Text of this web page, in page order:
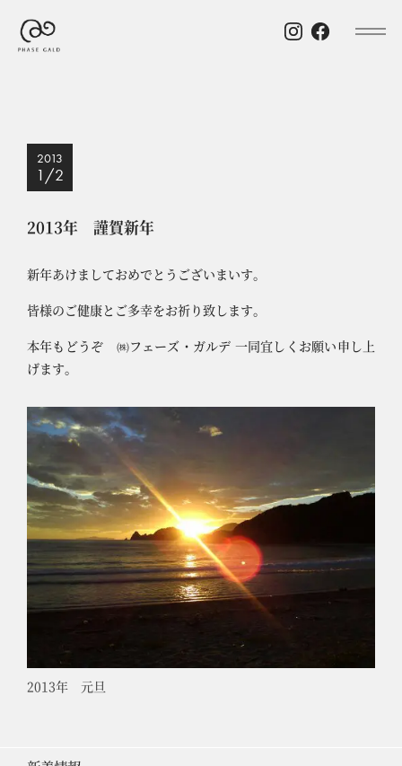
2013
1/2
2013年 謹賀新年
新年あけましておめでとうございまいす。
皆様のご健康とご多幸をお祈り致します。
本年もどうぞ ㈱フェーズ・ガルデ 一同宜しくお願い申し上
げます。
2013年 元旦